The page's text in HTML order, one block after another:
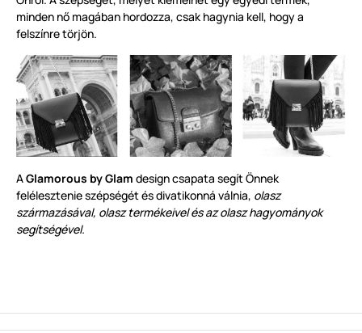
minden nő magában hordozza, csak hagynia kell, hogy a
felszínre törjön.
AGlamorous by Glam design csapata segít Önnek
felélesztenie szépségét és divatikonná válnia, olasz
származásával, olasz termékeivel és az olasz hagyományok
segítségével.